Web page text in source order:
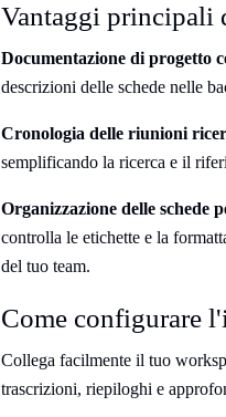
Vantaggi principali
Documentazione di progetto
descrizioni delle schede nelle
Cronologia delle riunioni
semplificando la ricerca e il
Organizzazione delle schede
controlla le etichette e la
del tuo team.
Come configurare
Collega facilmente il tuo
trascrizioni, riepiloghi e